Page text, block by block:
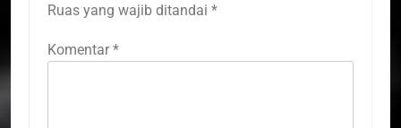
Ruas yang wajib ditandai *
Komentar *